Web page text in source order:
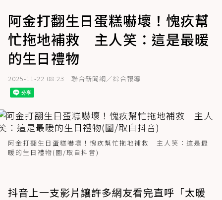
阿金打翻生日蛋糕嚇壞！愧疚幫
忙拖地補救 主人笑：這是最暖
的生日禮物
2025-11-22 08:23 聯合新聞網／綜合報導
阿金打翻生日蛋糕嚇壞！愧疚幫忙拖地補救 主人笑：這是最
暖的生日禮物(圖/取自抖音)
抖音上一支影片讓許多網友看完直呼「太暖